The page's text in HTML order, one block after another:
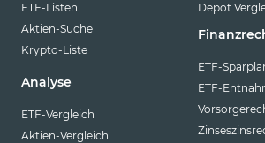
ETF-Listen
Aktien-Suche
Krypto-Liste
Analyse
ETF-Vergleich
Aktien-Vergleich
Depot
ETF-
ETF-